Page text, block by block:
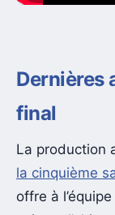
Dernières
final
La production
la cinquième
offre à